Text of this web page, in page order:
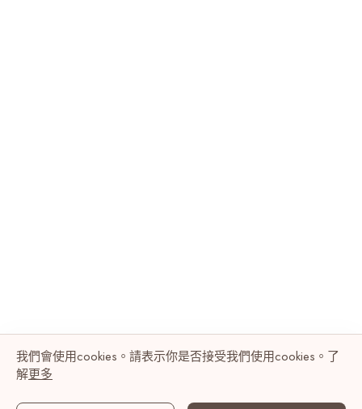
我們會使用cookies。請表示你是否接受我們使用cookies。了
解更多